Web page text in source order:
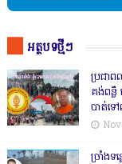
អត្ថបទថ្មីៗ
ប្រជាព
គង់ពន្លឺ
បាត់ទ
ច្រាំងទ